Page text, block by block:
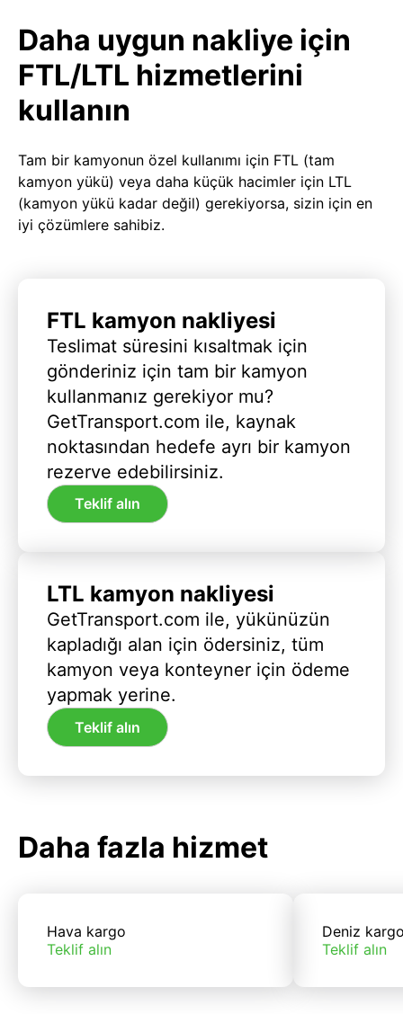
Daha uygun nakliye için
FTL/LTL hizmetlerini
kullanın
Tam bir kamyonun özel kullanımı için FTL (tam
kamyon yükü) veya daha küçük hacimler için LTL
(kamyon yükü kadar değil) gerekiyorsa, sizin için en
iyi çözümlere sahibiz.
FTL kamyon nakliyesi
Teslimat süresini kısaltmak için
gönderiniz için tam bir kamyon
kullanmanız gerekiyor mu?
GetTransport.com ile, kaynak
noktasından hedefe ayrı bir kamyon
rezerve edebilirsiniz.
Teklif alın
LTL kamyon nakliyesi
GetTransport.com ile, yükünüzün
kapladığı alan için ödersiniz, tüm
kamyon veya konteyner için ödeme
yapmak yerine.
Teklif alın
Daha fazla hizmet
Hava kargo
Teklif alın
Deniz
Teklif alın